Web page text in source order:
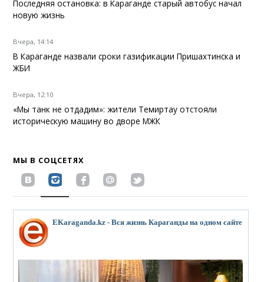
Последняя остановка: в Караганде старый автобус начал
новую жизнь
Вчера, 14:14
В Караганде назвали сроки газификации Пришахтинска и
ЖБИ
Вчера, 12:10
«Мы танк не отдадим»: жители Темиртау отстояли
историческую машину во дворе МЖК
МЫ В СОЦСЕТЯХ
EKaraganda.kz - Вся жизнь Караганды на одном сайте